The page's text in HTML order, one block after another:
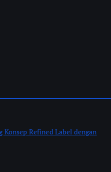
Konsep Refined Label dengan